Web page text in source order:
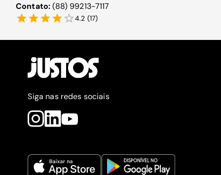
Contato:(88) 99213-7117
4.2 (17)
Siga nas redes sociais